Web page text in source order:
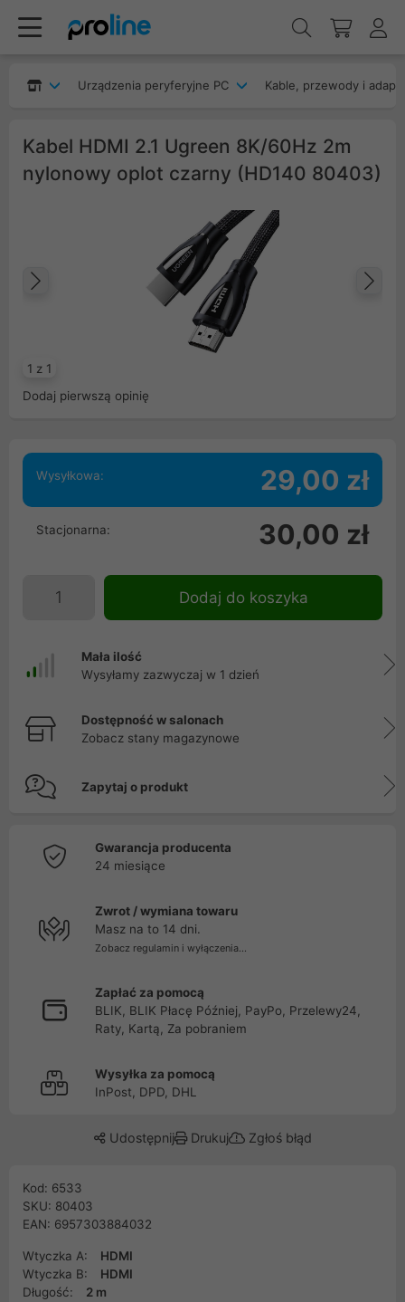
Urządzenia peryferyjne PC Kable, przewody i
Kabel HDMI 2.1 Ugreen 8K/60Hz 2m
nylonowy oplot czarny (HD140 80403)
1 z 1
Poprzedni
Dodaj pierwszą opinię
Wysyłkowa: 29,00 zł
Stacjonarna: 30,00 zł
Dodaj do koszyka
Mała ilość
Wysyłamy zazwyczaj w 1 dzień
Dostępność w salonach
Zobacz stany magazynowe
Zapytaj o produkt
Gwarancja producenta
24 miesiące
Zwrot / wymiana towaru
Masz na to 14 dni.
Zobacz regulamin i wyłączenia...
Zapłać za pomocą
BLIK, BLIK Płacę Później, PayPo, Przelewy24,
Raty, Kartą, Za pobraniem
Wysyłka za pomocą
InPost, DPD, DHL
Udostępnij Drukuj Zgłoś błąd
Kod: 6533
SKU: 80403
EAN: 6957303884032
Wtyczka A:
HDMI
Wtyczka B:
HDMI
Długość:
2 m